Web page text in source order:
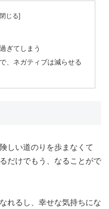
ぎてしまう
、ネガティブは減らせる
しい道のりを歩まなくて
だけでもう、なることがで
れるし、幸せな気持ちにな